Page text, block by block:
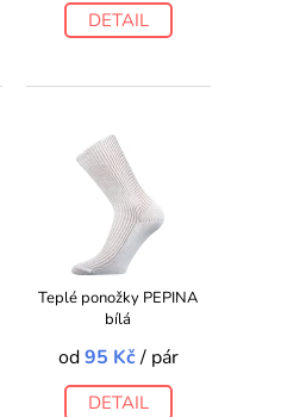
DETAIL
Teplé ponožky PEPINA
bílá
od95 Kč/ pár
DETAIL